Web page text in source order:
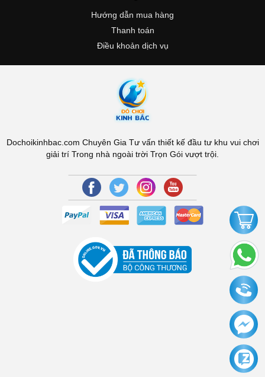
Hướng dẫn mua hàng
Thanh toán
Điều khoản dịch vụ
Dochoikinhbac.com Chuyên Gia Tư vấn thiết kế đầu tư khu vui chơi
giải trí Trong nhà ngoài trời Trọn Gói vượt trội.